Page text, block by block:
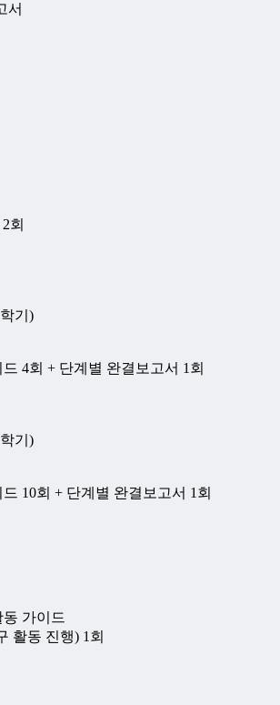
서
회
기)
4회 + 단계별 완결보고서 1회
기)
10회 + 단계별 완결보고서 1회
가이드
활동 진행) 1회